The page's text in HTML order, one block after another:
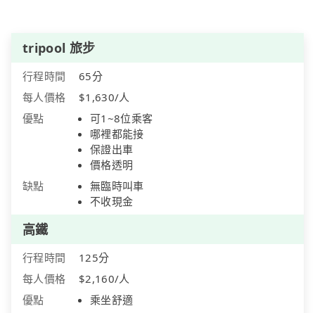
tripool 旅步
行程時間
65分
每人價格
$1,630/人
優點
可1~8位乘客
哪裡都能接
保證出車
價格透明
缺點
無臨時叫車
不收現金
高鐵
行程時間
125分
每人價格
$2,160/人
優點
乘坐舒適